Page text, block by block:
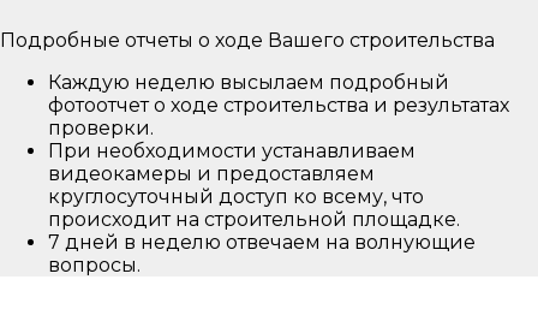
Подробные отчеты о ходе Вашего строительства
Каждую неделю высылаем подробный
фотоотчет о ходе строительства и результатах
проверки.
При необходимости устанавливаем
видеокамеры и предоставляем
круглосуточный доступ ко всему, что
происходит на строительной площадке.
7 дней в неделю отвечаем на волнующие
вопросы.